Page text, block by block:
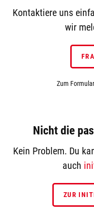
Kontaktiere uns
wir
Zum
Nicht die
Kein Problem. Du
auch
ZUR